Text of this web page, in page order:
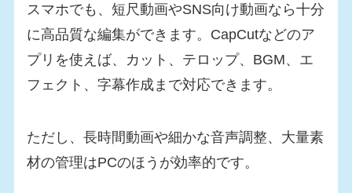
スマホでも、短尺動画やSNS向け動画なら十分
に高品質な編集ができます。CapCutなどのア
プリを使えば、カット、テロップ、BGM、エ
フェクト、字幕作成まで対応できます。
ただし、長時間動画や細かな音声調整、大量素
材の管理はPCのほうが効率的です。